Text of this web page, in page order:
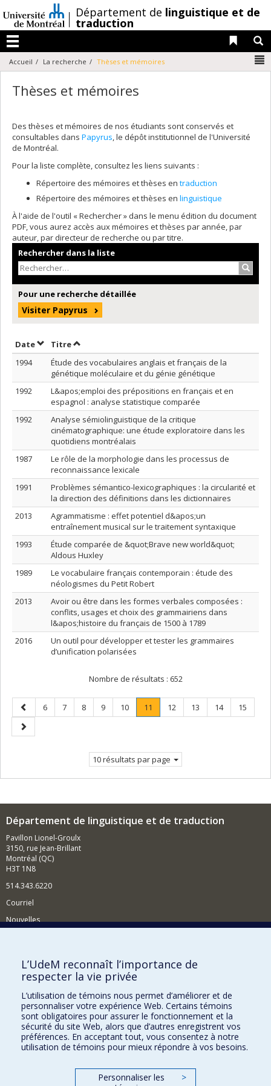
au
contenu
/Département de linguistique et de
traduction
Menu
Liens
Accueil La recherche Thèses et mémoires
Thèses et mémoires
Des thèses et mémoires de nos étudiants sont conservés et
consultables dans Papyrus, le dépôt institutionnel de l'Université
de Montréal.
Pour la liste complète, consultez les liens suivants :
Répertoire des mémoires et thèses en traduction
Répertoire des mémoires et thèses en linguistique
À l'aide de l'outil « Rechercher » dans le menu édition du document
PDF, vous aurez accès aux mémoires et thèses par année, par
auteur, par directeur de recherche ou par titre.
Rechercher dans la liste
Pour une recherche détaillée
Visiter Papyrus
DateTrier par date en ordre décroissant
TitreTrier par titre en ordre décroissant
1994
Étude des vocabulaires anglais et français de la
génétique moléculaire et du génie génétique
1992
L&apos;emploi des prépositions en français et en
espagnol : analyse statistique comparée
1992
Analyse sémiolinguistique de la critique
cinématographique: une étude exploratoire dans les
quotidiens montréalais
1987
Le rôle de la morphologie dans les processus de
reconnaissance lexicale
1991
Problèmes sémantico-lexicographiques : la circularité et
la direction des définitions dans les dictionnaires
2013
Agrammatisme : effet potentiel d&apos;un
entraînement musical sur le traitement syntaxique
1993
Étude comparée de &quot;Brave new world&quot;
Aldous Huxley
1989
Le vocabulaire français contemporain : étude des
néologismes du Petit Robert
2013
Avoir ou être dans les formes verbales composées :
conflits, usages et choix des grammairiens dans
l&apos;histoire du français de 1500 à 1789
2016
Un outil pour développer et tester les grammaires
d’unification polarisées
Nombre de résultats : 652
Page
précédente
Page
6 Page
7 Page
8 Page
9 Page
10 Page
11
Page
Page
12 Page
13 Page
14 Page
15
Page
suivante
10 résultats par page
Département de linguistique et de traduction
Pavillon Lionel-Groulx
3150, rue Jean-Brillant
Montréal (QC)
H3T 1N8
514.343.6220
Courriel
Nouvelles
Comment soutenir le Département?
BESOIN D'AIDE?
Plan du site
Signaler une erreur
Accessibilité
FACULTÉ DES ARTS ET DES SCIENCES
Nos départements et écoles
L’UdeM reconnaît l’importance de
respecter la vie privée
L’utilisation de témoins nous permet d’améliorer et de
personnaliser votre expérience Web. Certains témoins
sont obligatoires pour assurer le fonctionnement et la
sécurité du site Web, alors que d’autres enregistrent vos
préférences. En acceptant tout, vous consentez à notre
utilisation de témoins pour mieux répondre à vos besoins.
Personnaliser les
>